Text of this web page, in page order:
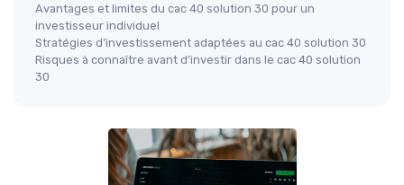
Avantages et limites du cac 40 solution 30 pour un
investisseur individuel
Stratégies d’investissement adaptées au cac 40 solution 30
Risques à connaître avant d’investir dans le cac 40 solution
30